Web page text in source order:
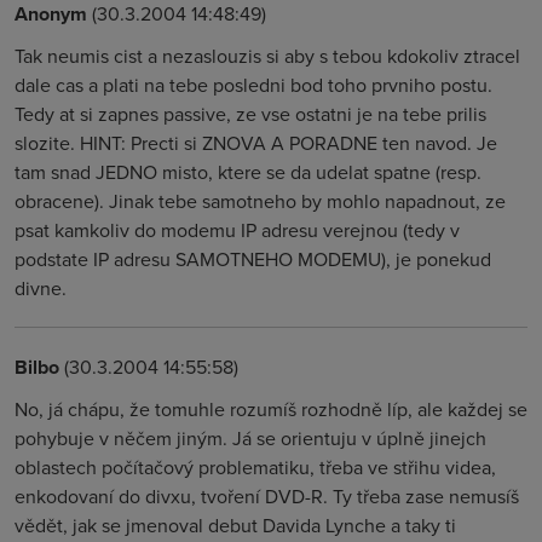
Anonym (30.3.2004 14:48:49)
Tak neumis cist a nezaslouzis si aby s tebou kdokoliv ztracel
dale cas a plati na tebe posledni bod toho prvniho postu.
Tedy at si zapnes passive, ze vse ostatni je na tebe prilis
slozite. HINT: Precti si ZNOVA A PORADNE ten navod. Je
tam snad JEDNO misto, ktere se da udelat spatne (resp.
obracene). Jinak tebe samotneho by mohlo napadnout, ze
psat kamkoliv do modemu IP adresu verejnou (tedy v
podstate IP adresu SAMOTNEHO MODEMU), je ponekud
divne.
Bilbo(30.3.2004 14:55:58)
No, já chápu, že tomuhle rozumíš rozhodně líp, ale každej se
pohybuje v něčem jiným. Já se orientuju v úplně jinejch
oblastech počítačový problematiku, třeba ve střihu videa,
enkodovaní do divxu, tvoření DVD-R. Ty třeba zase nemusíš
vědět, jak se jmenoval debut Davida Lynche a taky ti